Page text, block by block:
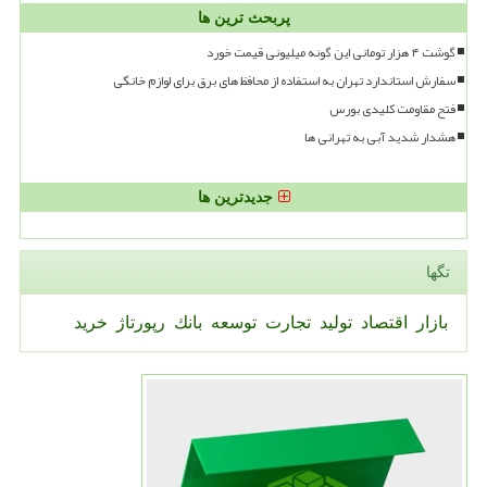
پربحث ترین ها
گوشت ۴ هزار تومانی این گونه میلیونی قیمت خورد
سفارش استاندارد تهران به استفاده از محافظ های برق برای لوازم خانگی
فتح مقاومت کلیدی بورس
هشدار شدید آبی به تهرانی ها
جدیدترین ها
تگها
بازار اقتصاد تولید تجارت توسعه بانك رپورتاژ خرید